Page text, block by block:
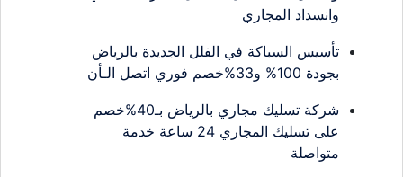
وانسداد المجاري
تأسيس السباكة في الفلل الجديدة بالرياض
بجودة 100% و33%خصم فوري اتصل الـأن
شركة تسليك مجاري بالرياض بـ40%خصم
على تسليك المجاري 24 ساعة خدمة
متواصلة